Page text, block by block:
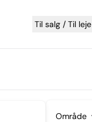
Til salg / Til leje
Område